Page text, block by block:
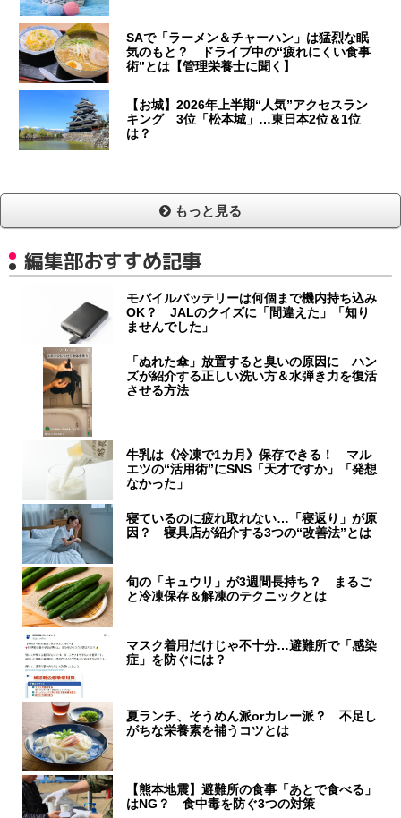
SAで「ラーメン＆チャーハン」は猛烈な眠
気のもと？ ドライブ中の“疲れにくい食事
術”とは【管理栄養士に聞く】
【お城】2026年上半期“人気”アクセスラン
キング 3位「松本城」…東日本2位＆1位
は？
もっと見る
編集部おすすめ記事
モバイルバッテリーは何個まで機内持ち込み
OK？ JALのクイズに「間違えた」「知り
ませんでした」
「ぬれた傘」放置すると臭いの原因に ハン
ズが紹介する正しい洗い方＆水弾き力を復活
させる方法
牛乳は《冷凍で1カ月》保存できる！ マル
エツの“活用術”にSNS「天才ですか」「発想
なかった」
寝ているのに疲れ取れない…「寝返り」が原
因？ 寝具店が紹介する3つの“改善法”とは
旬の「キュウリ」が3週間長持ち？ まるご
と冷凍保存＆解凍のテクニックとは
マスク着用だけじゃ不十分…避難所で「感染
症」を防ぐには？
夏ランチ、そうめん派orカレー派？ 不足し
がちな栄養素を補うコツとは
【熊本地震】避難所の食事「あとで食べる」
はNG？ 食中毒を防ぐ3つの対策